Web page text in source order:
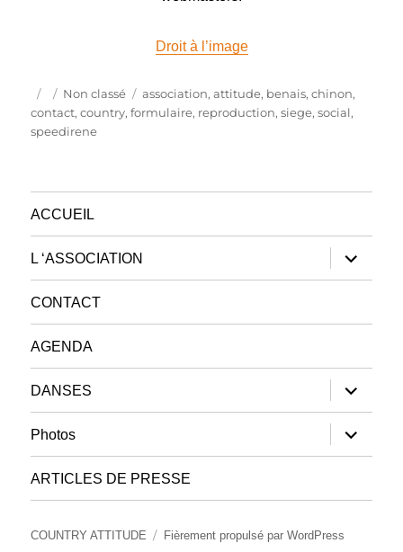
Droit à l’image
Publié
le
Catégories
Non classé Étiquettes
association,attitude, benais,chinon,
contact,country,formulaire, reproduction,siege,social,
speedirene
ACCUEIL
L ‘ASSOCIATION
ouvrir
le
sous-
CONTACT
AGENDA
DANSES
ouvrir
le
sous-
menu
Photos
ouvrir
le
sous-
ARTICLES DE PRESSE
COUNTRY ATTITUDE Fièrement propulsé par WordPress